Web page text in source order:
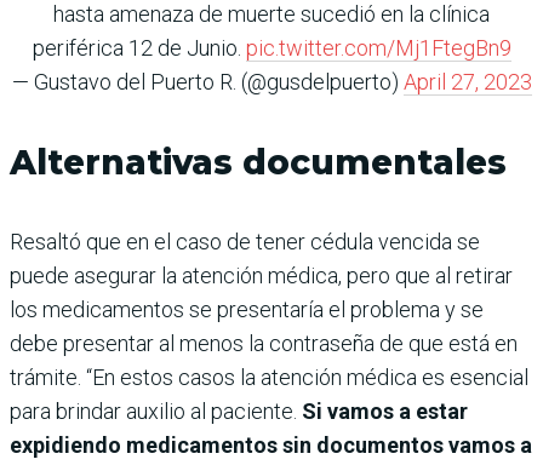
hasta amenaza de muerte sucedió en la clínica
periférica 12 de Junio. pic.twitter.com/Mj1FtegBn9
— Gustavo del Puerto R. (@gusdelpuerto) April 27, 2023
Alternativas documentales
Resaltó que en el caso de tener cédula vencida se
puede asegurar la atención médica, pero que al retirar
los medicamentos se presentaría el problema y se
debe presentar al menos la contraseña de que está en
trámite. “En estos casos la atención médica es esencial
para brindar auxilio al paciente. Si vamos a estar
expidiendo medicamentos sin documentos vamos a